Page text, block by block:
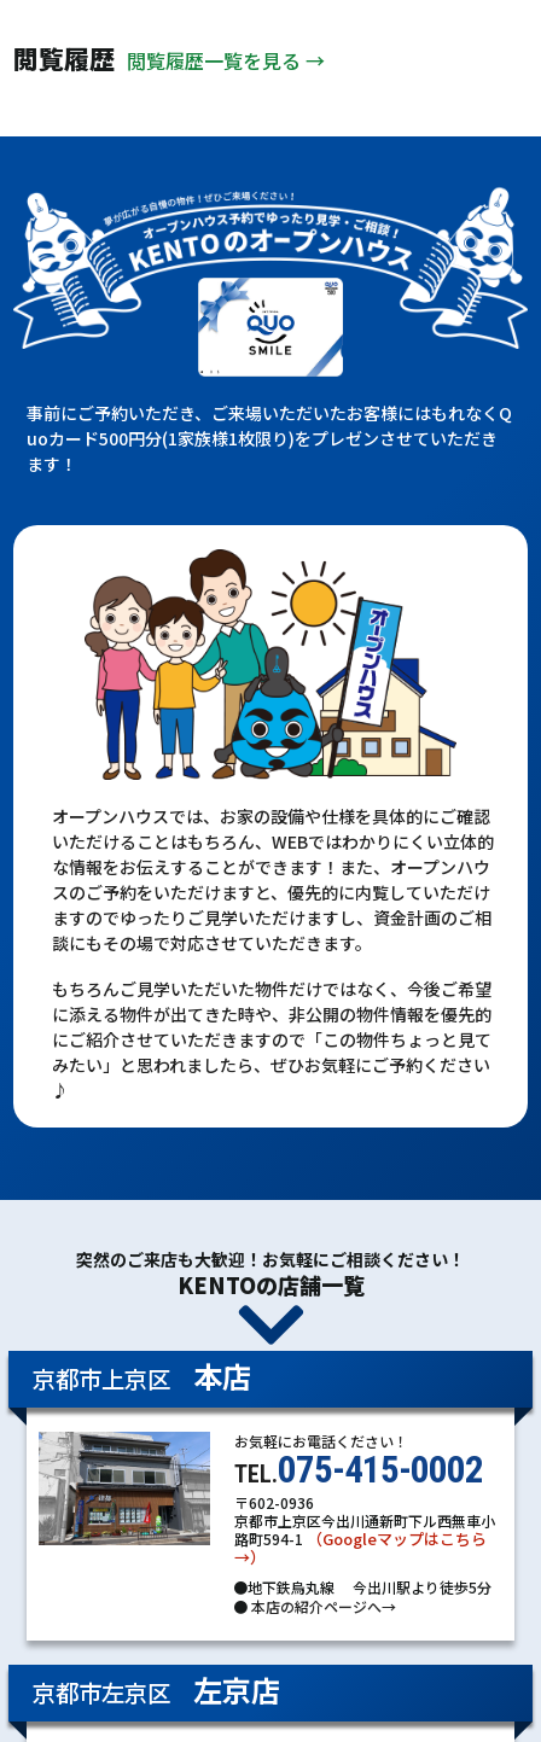
閲覧履歴 閲覧履歴一覧を見る →
事前にご予約いただき、ご来場いただいたお客様にはもれなくQ
uoカード500円分(1家族様1枚限り)をプレゼンさせていただき
ます！
オープンハウスでは、お家の設備や仕様を具体的にご確認
いただけることはもちろん、WEBではわかりにくい立体的
な情報をお伝えすることができます！また、オープンハウ
スのご予約をいただけますと、優先的に内覧していただけ
ますのでゆったりご見学いただけますし、資金計画のご相
談にもその場で対応させていただきます。
もちろんご見学いただいた物件だけではなく、今後ご希望
に添える物件が出てきた時や、非公開の物件情報を優先的
にご紹介させていただきますので「この物件ちょっと見て
みたい」と思われましたら、ぜひお気軽にご予約ください
♪
突然のご来店も大歓迎！お気軽にご相談ください！
KENTOの店舗一覧
京都市上京区 本店
お気軽にお電話ください！
TEL.075-415-0002
〒602-0936
京都市上京区今出川通新町下ル西無車小
路町594-1
（Googleマップはこちら
→）
●地下鉄烏丸線 今出川駅より徒歩5分
●本店の紹介ページへ→
京都市左京区 左京店